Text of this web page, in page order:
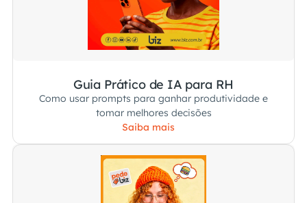
Guia Prático de IA para RH
Como usar prompts para ganhar produtividade e
tomar melhores decisões
Saiba mais